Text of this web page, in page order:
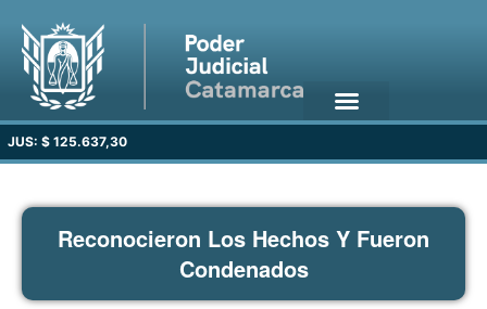
JUS: $ 125.637,30
Reconocieron Los Hechos Y Fueron
Condenados